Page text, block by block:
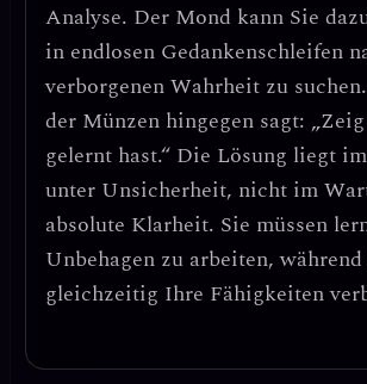
Analyse. Der Mond kann Sie
in endlosen Gedankenschleifen
verborgenen Wahrheit zu
der Münzen hingegen sagt:
gelernt hast.“ Die Lösung liegt im
unter Unsicherheit, nicht im
absolute Klarheit. Sie müssen
Unbehagen zu arbeiten, während
gleichzeitig Ihre Fähigkeiten